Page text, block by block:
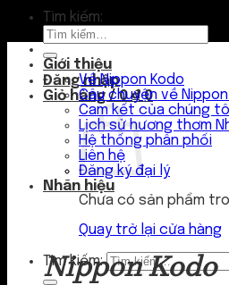
Tìm kiếm:
Đăng nhập
Giỏ hàng /0₫ 0
Chưa có sản phẩm
Quay trở lại cửa hàng
Tìm kiếm:
Giới thiệu
Về Nippon Kodo
Câu chuyện về
Cam kết của chúng
Lịch sử hương thơm
Hệ thống phân phối
Liên hệ
Đăng ký đại lý
Nhãn hiệu
Nippon Kodo